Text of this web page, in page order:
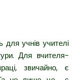
для учнів учителі
Для вчителя-
звичайно, є